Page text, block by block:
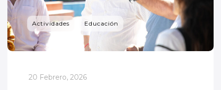
Actividades Educación
_
20 Febrero, 2026